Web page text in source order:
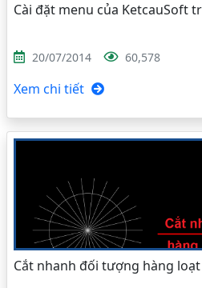
Cài đặt menu của KetcauSoft
20/07/2014 60,578
Xem chi tiết
Cắt nhanh đối tượng hàng